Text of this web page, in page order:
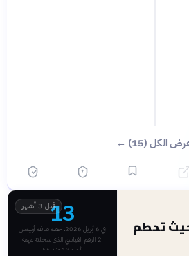
الكل (15) ←
حيث تحطم
قبل 3 أشهر13
في 6 أبريل 2026، حطم طاقم أرتيمس
2 الرقم القياسي الذي سجلته مهمة
أبولو 13 منذ 56